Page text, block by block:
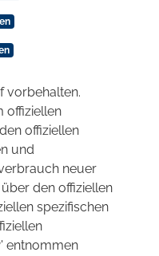
vorbehalten.
offiziellen
offiziellen
und
neuer
den offiziellen
spezifischen
entnommen